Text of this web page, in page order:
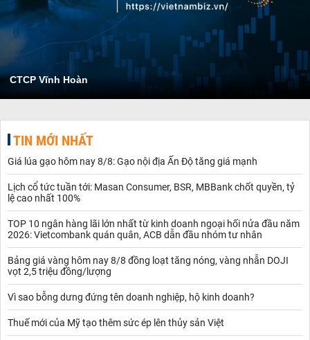
CTCP Vĩnh Hoàn
TIN MỚI NHẤT
Giá lúa gạo hôm nay 8/8: Gạo nội địa Ấn Độ tăng giá mạnh
Lịch cổ tức tuần tới: Masan Consumer, BSR, MBBank chốt quyền, tỷ
lệ cao nhất 100%
TOP 10 ngân hàng lãi lớn nhất từ kinh doanh ngoại hối nửa đầu năm
2026: Vietcombank quán quân, ACB dẫn đầu nhóm tư nhân
Bảng giá vàng hôm nay 8/8 đồng loạt tăng nóng, vàng nhẫn DOJI
vọt 2,5 triệu đồng/lượng
Vì sao bỗng dưng đứng tên doanh nghiệp, hộ kinh doanh?
Thuế mới của Mỹ tạo thêm sức ép lên thủy sản Việt